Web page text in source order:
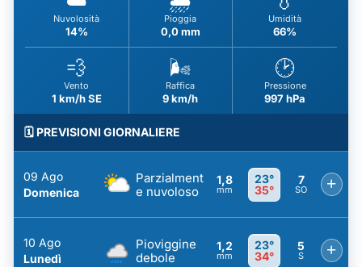
Nuvolosità
14%
Pioggia
0,0 mm
Umidità
66%
💨
Vento
1 km/h SE
🌬️
Raffica
9 km/h
🕑
Pressione
997 hPa
🗓️ PREVISIONI GIORNALIERE
09 Ago
Domenica
Parzialment
e nuvoloso
1,8
mm
23°
35°
7
SO +
10 Ago
Lunedì
Pioviggine
debole
1,2
mm
23°
34°
5
S +